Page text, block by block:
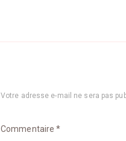
Votre adresse e-mail ne sera pas
Commentaire*